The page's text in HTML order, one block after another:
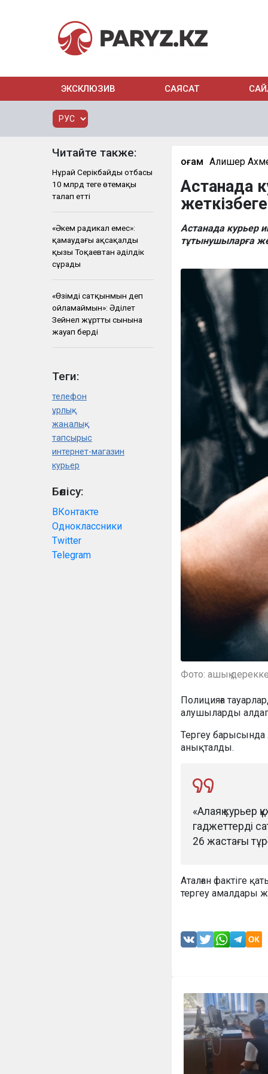
ЭКСКЛЮЗИВ САЯСАТ
Читайте также:
Нұрай Серікбайдың отбасы
10 млрд теңге өтемақы
талап етті
«Әкем радикал емес»:
қамаудағы ақсақалдың
қызы Тоқаевтан әділдік
сұрады
«Өзімді сатқынмын деп
ойламаймын»: Әділет
Зейнел жұрттың сынына
жауап берді
Теги:
телефон
ұрлық
жаңалық
тапсырыс
интернет-магазин
курьер
Бөлісу:
ВКонтакте
Одноклассники
Twitter
Telegram
Қоғам Алишер
Астанада
Астанада курьер
тұтынушыларға
Фото: ашық
Полицияға
алушыларды
Тергеу барысында
анықталды.
«Алаяқ курьер
гаджеттерді
26 жастағы
Аталған фактіге
тергеу амалдары